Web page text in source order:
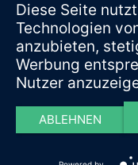
Diese Seite
Technologien
anzubieten,
Werbung
Nutzer
ABLEHNEN